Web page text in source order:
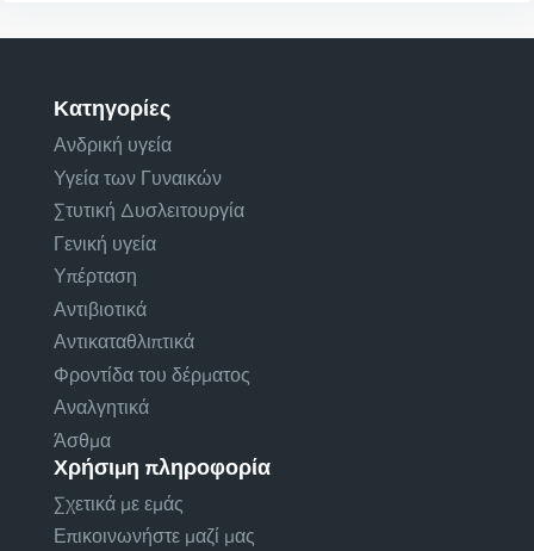
Κατηγορίες
Ανδρική υγεία
Υγεία των Γυναικών
Στυτική Δυσλειτουργία
Γενική υγεία
Υπέρταση
Αντιβιοτικά
Αντικαταθλιπτικά
Φροντίδα του δέρματος
Αναλγητικά
Άσθμα
Χρήσιμη πληροφορία
Σχετικά με εμάς
Επικοινωνήστε μαζί μας